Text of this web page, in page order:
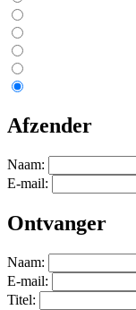
Afzender
Naam:
E-mail:
Ontvanger
Naam:
E-mail:
Titel: